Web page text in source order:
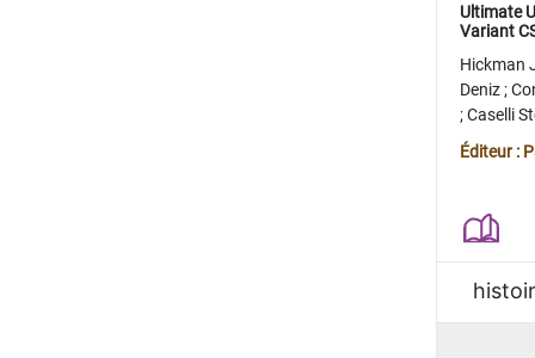
Ultimate
Variant
Hickman
Deniz;
;Caselli
Juan
Éditeur :